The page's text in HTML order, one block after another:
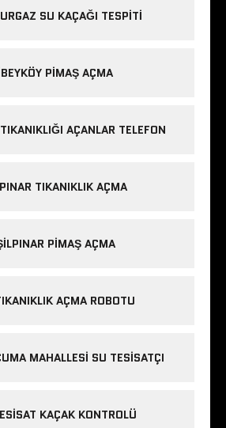
SU KAÇAĞI TESPITI
PIMAŞ AÇMA
AÇANLAR TELEFON
TIKANIKLIK AÇMA
PIMAŞ AÇMA
AÇMA ROBOTU
MAHALLESI SU TESISATÇI
KAÇAK KONTROLÜ